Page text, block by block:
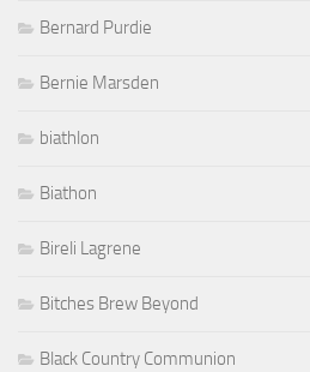
Bernard Purdie
Bernie Marsden
biathlon
Biathon
Bireli Lagrene
Bitches Brew Beyond
Black Country Communion